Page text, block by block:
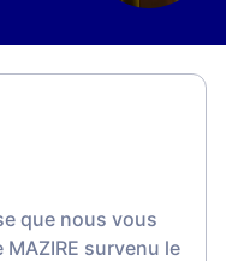
que nous vous
survenu le